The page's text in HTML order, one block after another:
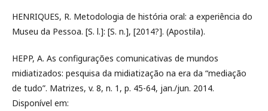
HENRIQUES, R. Metodologia de história oral: a experiência do
Museu da Pessoa. [S. l.]: [S. n.], [2014?]. (Apostila).
HEPP, A. As configurações comunicativas de mundos
midiatizados: pesquisa da midiatização na era da “mediação
de tudo”. Matrizes, v. 8, n. 1, p. 45-64, jan./jun. 2014.
Disponível em: